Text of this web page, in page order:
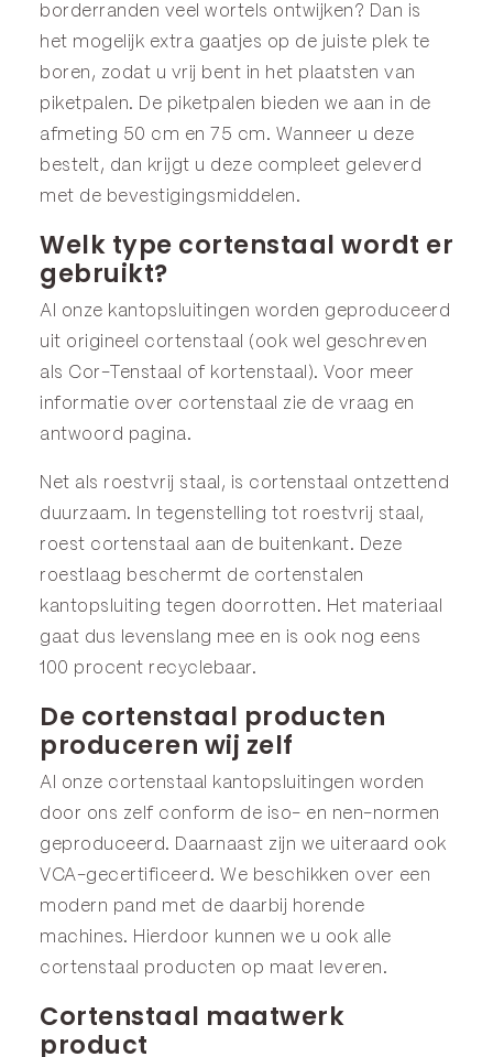
borderranden veel wortels ontwijken? Dan is
het mogelijk extra gaatjes op de juiste plek te
boren, zodat u vrij bent in het plaatsten van
piketpalen. De piketpalen bieden we aan in de
afmeting 50 cm en 75 cm . Wanneer u deze
bestelt, dan krijgt u deze compleet geleverd
met de bevestigingsmiddelen.
Welk type cortenstaal wordt er
gebruikt?
Al onze kantopsluitingen worden geproduceerd
uit origineel cortenstaal (ook wel geschreven
als Cor-Tenstaal of kortenstaal). Voor meer
informatie over cortenstaal zie de vraag en
antwoord pagina.
Net als roestvrij staal, is cortenstaal ontzettend
duurzaam. In tegenstelling tot roestvrij staal,
roest cortenstaal aan de buitenkant. Deze
roestlaag beschermt de cortenstalen
kantopsluiting tegen doorrotten. Het materiaal
gaat dus levenslang mee en is ook nog eens
100 procent recyclebaar.
De cortenstaal producten
produceren wij zelf
Al onze cortenstaal kantopsluitingen worden
door ons zelf conform de iso- en nen-normen
geproduceerd. Daarnaast zijn we uiteraard ook
VCA-gecertificeerd. We beschikken over een
modern pand met de daarbij horende
machines. Hierdoor kunnen we u ook alle
cortenstaal producten op maat leveren.
Cortenstaal maatwerk
product